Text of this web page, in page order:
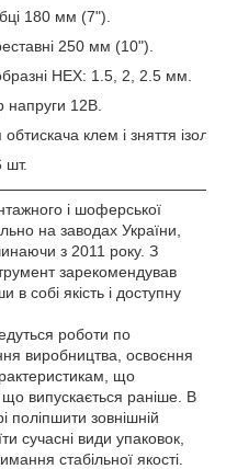
180 мм (7").
250 мм (10").
НЕХ: 1.5, 2, 2.5 мм.
напруги 12В.
обтискача клем і зняття
шт.
і шоферської
на заводах України,
з 2011 року. З
зарекомендував
собі якість і доступну
роботи по
виробництва, освоєння
що
випускається раніше. В
поліпшити зовнішній
сучасні види упаковок,
стабільної якості.